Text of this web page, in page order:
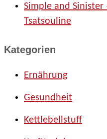
Simple and Sinister
Tsatsouline
Kategorien
Ernährung
Gesundheit
Kettlebellstuff